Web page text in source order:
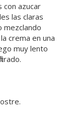
con azucar
las claras
mezclando
crema en una
muy lento